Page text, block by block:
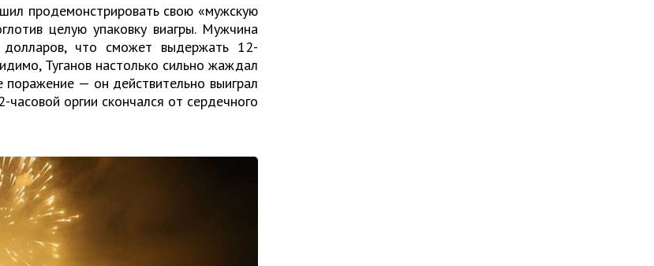
продемонстрировать свою «мужскую
целую упаковку виагры. Мужчина
что сможет выдержать 12-
Туганов настолько сильно жаждал
— он действительно выиграл
оргии скончался от сердечного